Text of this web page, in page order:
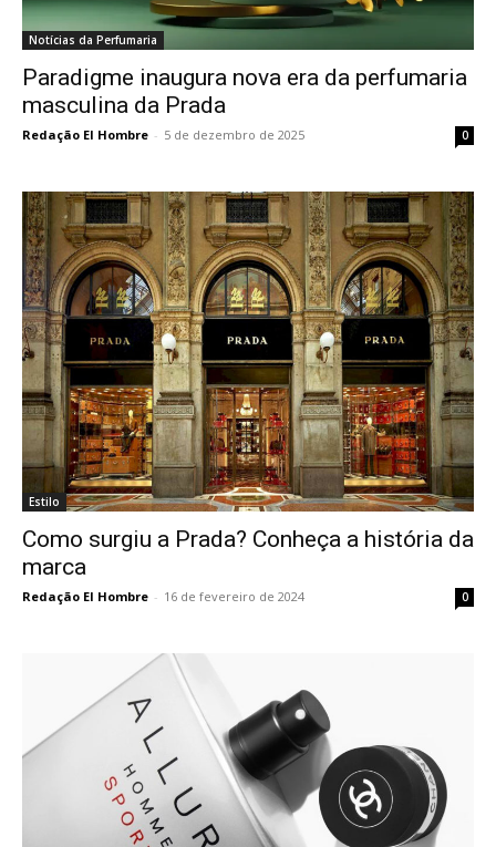
Notícias da Perfumaria
Paradigme inaugura nova era da perfumaria
masculina da Prada
Redação El Hombre - 5 de dezembro de 2025 0
Estilo
Como surgiu a Prada? Conheça a história da
marca
Redação El Hombre - 16 de fevereiro de 2024 0